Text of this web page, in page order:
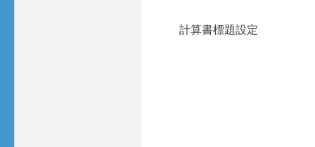
計算書標題設定